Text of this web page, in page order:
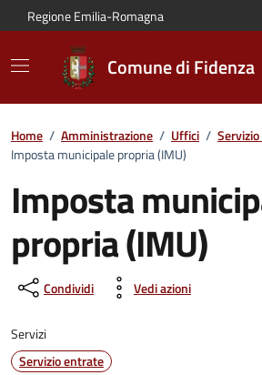
Vai al contenuto principale
Vai alla navigazione del sito
Vai al piede di pagina
Regione Emilia-Romagna
Comune di Fidenza
Home / Amministrazione / Uffici /
Imposta municipale propria (IMU)
Imposta
propria (IMU)
Condividi Vedi azioni
Servizi
Servizio entrate